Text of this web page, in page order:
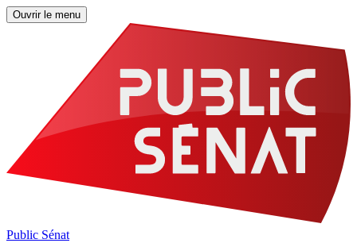
Ouvrir le menu
Public Sénat